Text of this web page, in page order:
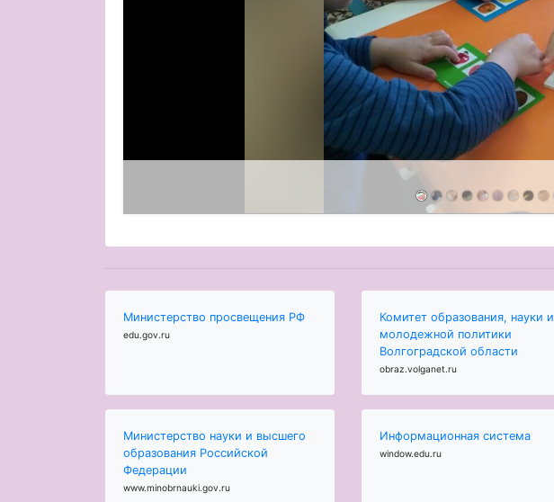
Министерство просвещения РФ
edu.gov.ru
Комитет образования, науки и
молодежной политики
Волгоградской области
obraz.volganet.ru
Министерство науки и высшего
образования Российской
Федерации
www.minobrnauki.gov.ru
Информационная система
window.edu.ru